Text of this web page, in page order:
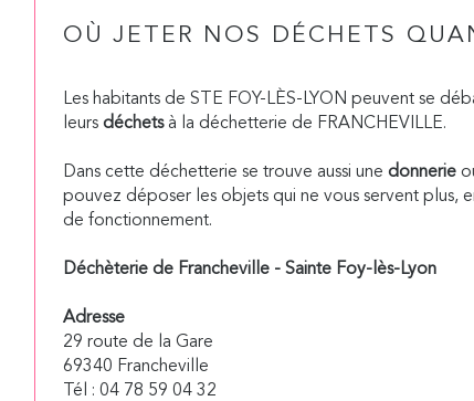
OÙ JETER NOS DÉCHETS
Les habitants de STE FOY-LÈS-LYON peuvent se
leurs déchetsà la déchetterie de FRANCHEVILLE.
Dans cette déchetterie se trouve aussi une donnerie
pouvez déposer les objets qui ne vous servent plus,
de fonctionnement.
Déchèterie de Francheville - Sainte Foy-lès-Lyon
Adresse
29 route de la Gare
69340 Francheville
Tél : 04 78 59 04 32